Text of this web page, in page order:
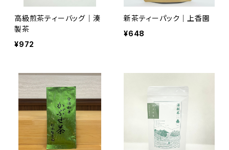
高級煎茶ティーバッグ｜湊
製茶
¥972
新茶ティーパック｜上香園
¥648